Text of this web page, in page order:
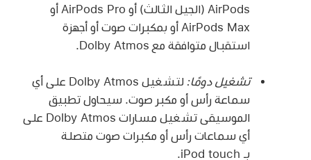
AirPods (الجيل الثالث) أو AirPods Pro أو
AirPods Max أو بمكبرات صوت أو أجهزة
استقبال متوافقة مع Dolby Atmos.
تشغيل دومًا:
لتشغيل Dolby Atmos على أي
سماعة رأس أو مكبر صوت. سيحاول تطبيق
الموسيقى تشغيل مسارات Dolby Atmos على
أي سماعات رأس أو مكبرات صوت متصلة
بـ iPod touch.